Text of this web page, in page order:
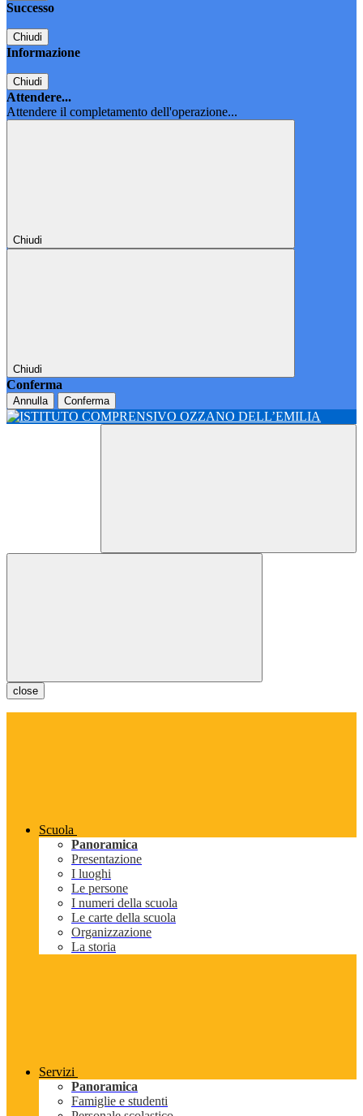
Successo
Chiudi
Informazione
Chiudi
Attendere...
Attendere il completamento dell'operazione...
Chiudi
Chiudi
Conferma
Annulla Conferma
close
Scuola
Panoramica
Presentazione
I luoghi
Le persone
I numeri della scuola
Le carte della scuola
Organizzazione
La storia
Servizi
Panoramica
Famiglie e studenti